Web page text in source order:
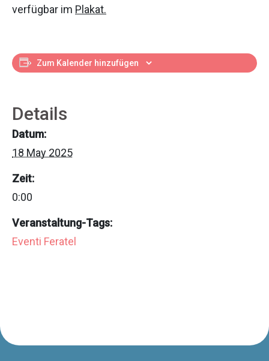
verfügbar im Plakat.
Zum Kalender hinzufügen
Details
Datum:
18 May 2025
Zeit:
0:00
Veranstaltung-Tags:
Eventi Feratel